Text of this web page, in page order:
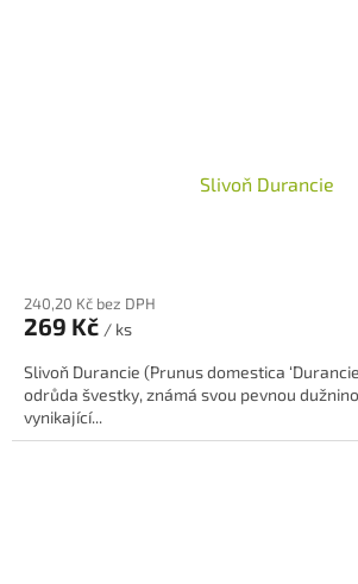
Slivoň Durancie
produktu
je
z
5
hvězdiček.
240,20 Kč bez DPH
269 Kč / ks
Slivoň Durancie (Prunus domestica
odrůda švestky, známá svou pevnou
vynikající...